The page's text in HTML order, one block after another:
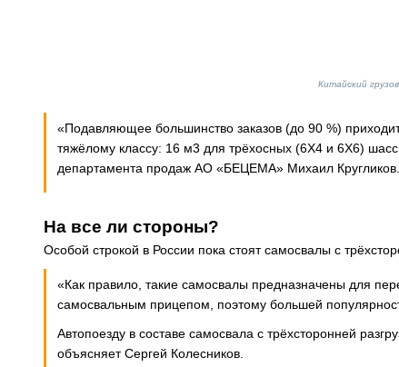
Китайский
«Подавляющее большинство заказов (до 90 %)
тяжёлому классу: 16 м3 для трёхосных (6Х4 и 6Х6)
департамента продаж АО «БЕЦЕМА» Михаил Кругликов.
На все ли стороны?
Особой строкой в России пока стоят самосвалы с
«Как правило, такие самосвалы предназначены для
самосвальным прицепом, поэтому большей
Автопоезду в составе самосвала с трёхсторонней
объясняет Сергей Колесников.